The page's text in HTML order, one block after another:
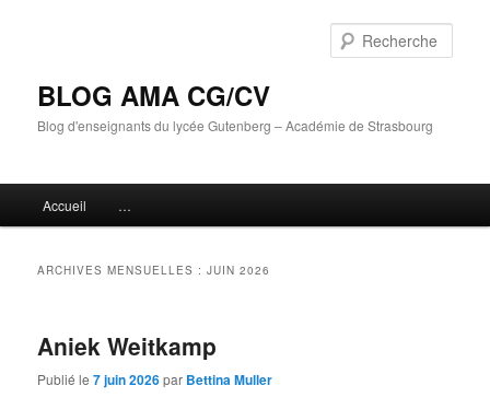
BLOG AMA CG/CV
Blog d'enseignants du lycée Gutenberg – Académie de Strasbourg
principal
Accueil …
ARCHIVES MENSUELLES :JUIN 2026
Aniek Weitkamp
Publié le7 juin 2026par Bettina Muller